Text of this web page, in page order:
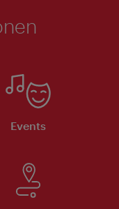
Events